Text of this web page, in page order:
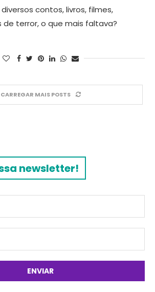
contos, livros, filmes,
de terror, o que mais faltava?
CARREGAR MAIS POSTS
newsletter!